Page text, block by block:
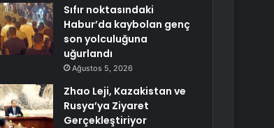
Sıfır noktasındaki
Habur’da kaybolan genç
son yolculuğuna
uğurlandı
Ağustos 5, 2026
Zhao Leji, Kazakistan ve
Rusya’ya Ziyaret
Gerçekleştiriyor